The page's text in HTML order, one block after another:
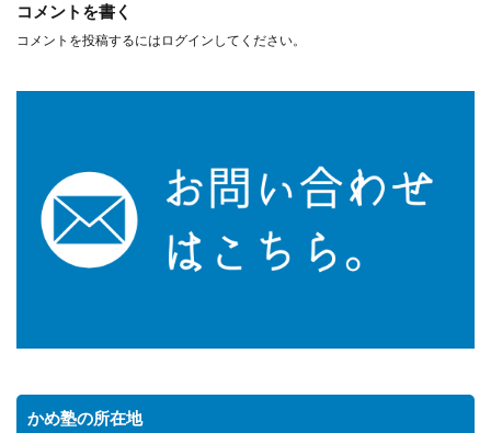
コメントを書く
コメントを投稿するには ログイン してください。
かめ塾の所在地